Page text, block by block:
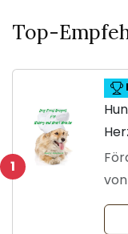
Top-
1